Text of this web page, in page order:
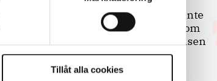
Tillåt alla cookies
Replik:
Det är inte
evidenskrav som
bakbinder polisen